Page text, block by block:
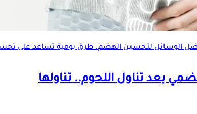
الوسائل لتحسين الهضم. طرق يومية تساعد على